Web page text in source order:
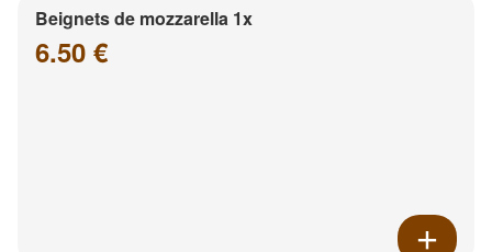
Beignets de mozzarella 1x
6.50 €